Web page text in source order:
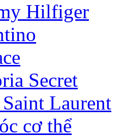
Hilfiger
Secret
Laurent
cơ thể